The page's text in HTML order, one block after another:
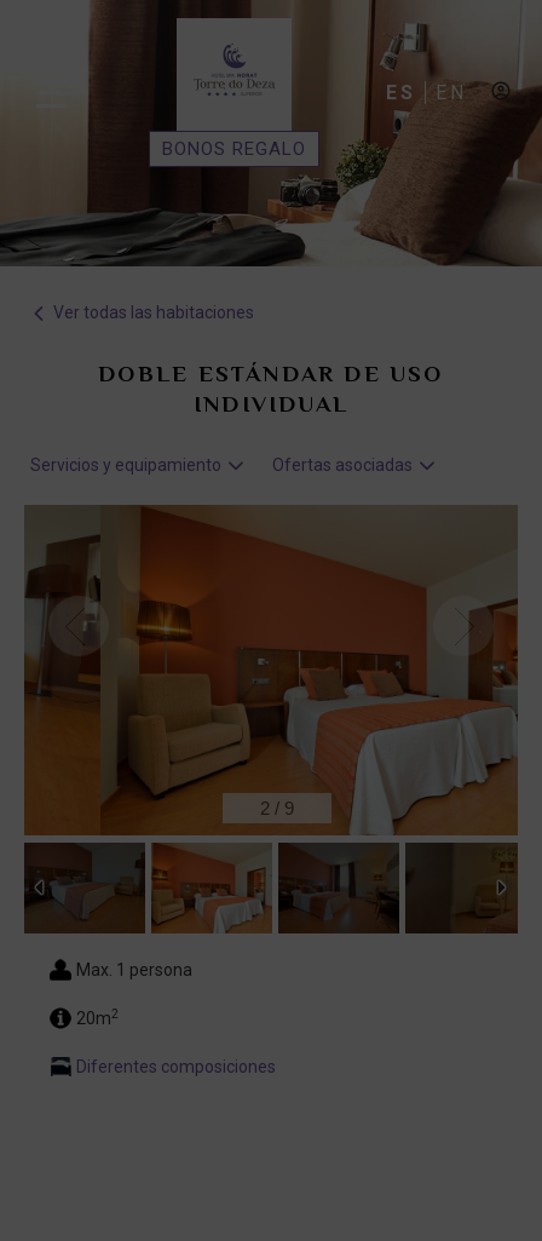
BONOS REGALO
ES EN
Ver todas las habitaciones
DOBLE ESTÁNDAR DE USO
INDIVIDUAL
Servicios y equipamiento Ofertas asociadas
2 / 9
Max. 1 persona
20m2
Diferentes composiciones